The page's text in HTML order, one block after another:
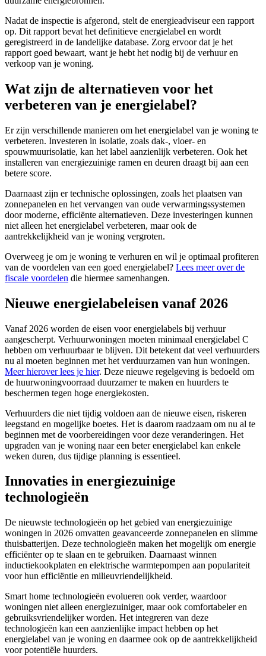
Nadat de inspectie is afgerond, stelt de energieadviseur een rapport
op. Dit rapport bevat het definitieve energielabel en wordt
geregistreerd in de landelijke database. Zorg ervoor dat je het
rapport goed bewaart, want je hebt het nodig bij de verhuur en
verkoop van je woning.
Wat zijn de alternatieven voor het
verbeteren van je energielabel?
Er zijn verschillende manieren om het energielabel van je woning te
verbeteren. Investeren in isolatie, zoals dak-, vloer- en
spouwmuurisolatie, kan het label aanzienlijk verbeteren. Ook het
installeren van energiezuinige ramen en deuren draagt bij aan een
betere score.
Daarnaast zijn er technische oplossingen, zoals het plaatsen van
zonnepanelen en het vervangen van oude verwarmingssystemen
door moderne, efficiënte alternatieven. Deze investeringen kunnen
niet alleen het energielabel verbeteren, maar ook de
aantrekkelijkheid van je woning vergroten.
Overweeg je om je woning te verhuren en wil je optimaal profiteren
van de voordelen van een goed energielabel? Lees meer over de
fiscale voordelen die hiermee samenhangen.
Nieuwe energielabeleisen vanaf 2026
Vanaf 2026 worden de eisen voor energielabels bij verhuur
aangescherpt. Verhuurwoningen moeten minimaal energielabel C
hebben om verhuurbaar te blijven. Dit betekent dat veel verhuurders
nu al moeten beginnen met het verduurzamen van hun woningen.
Meer hierover lees je hier. Deze nieuwe regelgeving is bedoeld om
de huurwoningvoorraad duurzamer te maken en huurders te
beschermen tegen hoge energiekosten.
Verhuurders die niet tijdig voldoen aan de nieuwe eisen, riskeren
leegstand en mogelijke boetes. Het is daarom raadzaam om nu al te
beginnen met de voorbereidingen voor deze veranderingen. Het
upgraden van je woning naar een beter energielabel kan enkele
weken duren, dus tijdige planning is essentieel.
Innovaties in energiezuinige
technologieën
De nieuwste technologieën op het gebied van energiezuinige
woningen in 2026 omvatten geavanceerde zonnepanelen en slimme
thuisbatterijen. Deze technologieën maken het mogelijk om energie
efficiënter op te slaan en te gebruiken. Daarnaast winnen
inductiekookplaten en elektrische warmtepompen aan populariteit
voor hun efficiëntie en milieuvriendelijkheid.
Smart home technologieën evolueren ook verder, waardoor
woningen niet alleen energiezuiniger, maar ook comfortabeler en
gebruiksvriendelijker worden. Het integreren van deze
technologieën kan een aanzienlijke impact hebben op het
energielabel van je woning en daarmee ook op de aantrekkelijkheid
voor potentiële huurders.